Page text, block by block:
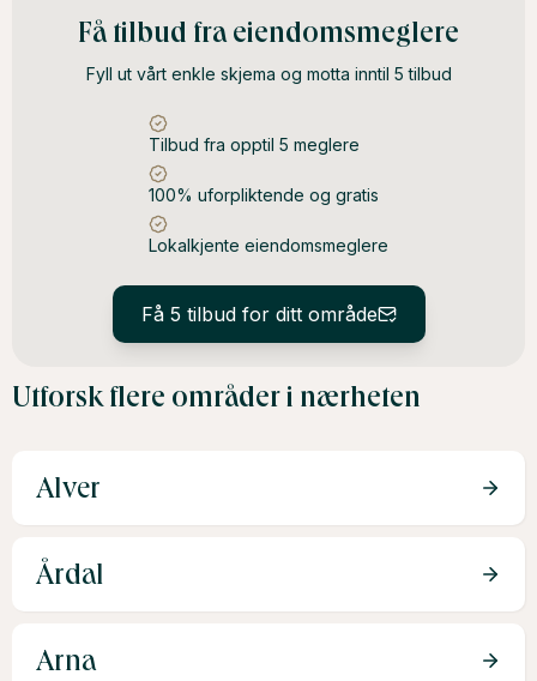
En lokalkjent megler har inngående kjennskap til
markedet, et bredt nettverk og evnen til å tilpasse
markedsføringen for å tiltrekke de rette kjøperne.
Få tilbud fra eiendomsmeglere
Fyll ut vårt enkle skjema og motta inntil 5 tilbud
Tilbud fra opptil 5 meglere
100% uforpliktende og gratis
Lokalkjente eiendomsmeglere
Få 5 tilbud for ditt område
Utforsk flere områder i nærheten
Alver
Årdal
Arna